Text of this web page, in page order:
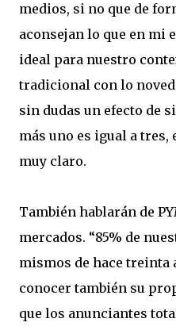
medios, si no que de
aconsejan lo que en mi
ideal para nuestro
tradicional con lo
sin dudas un efecto de
más uno es igual a
muy claro.
También hablarán de
mercados. “85% de
mismos de hace treinta
conocer también su
que los anunciantes